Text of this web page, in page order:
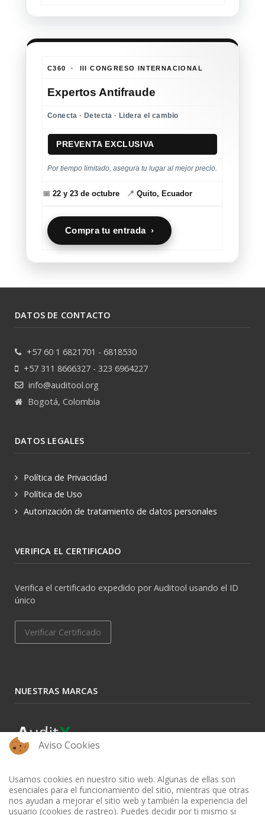
C360 · III CONGRESO INTERNACIONAL
Expertos Antifraude
Conecta · Detecta · Lidera el cambio
PREVENTA EXCLUSIVA
Por tiempo limitado, asegura tu lugar al mejor precio.
📅 22 y 23 de octubre 📍 Quito, Ecuador
Compra tu entrada ›
DATOS DE CONTACTO
+57 60 1 6821701 - 6818530
+57 311 8666327 - 323 6964227
info@auditool.org
Bogotá, Colombia
DATOS LEGALES
Política de Privacidad
Política de Uso
Autorización de tratamiento de datos personales
VERIFICA EL CERTIFICADO
Verifica el certificado expedido por Auditool usando el ID
único
Verificar Certificado
NUESTRAS MARCAS
Aviso Cookies
Usamos cookies en nuestro sitio web. Algunas de ellas son
esenciales para el funcionamiento del sitio, mientras que otras
nos ayudan a mejorar el sitio web y también la experiencia del
usuario (cookies de rastreo). Puedes decidir por ti mismo si